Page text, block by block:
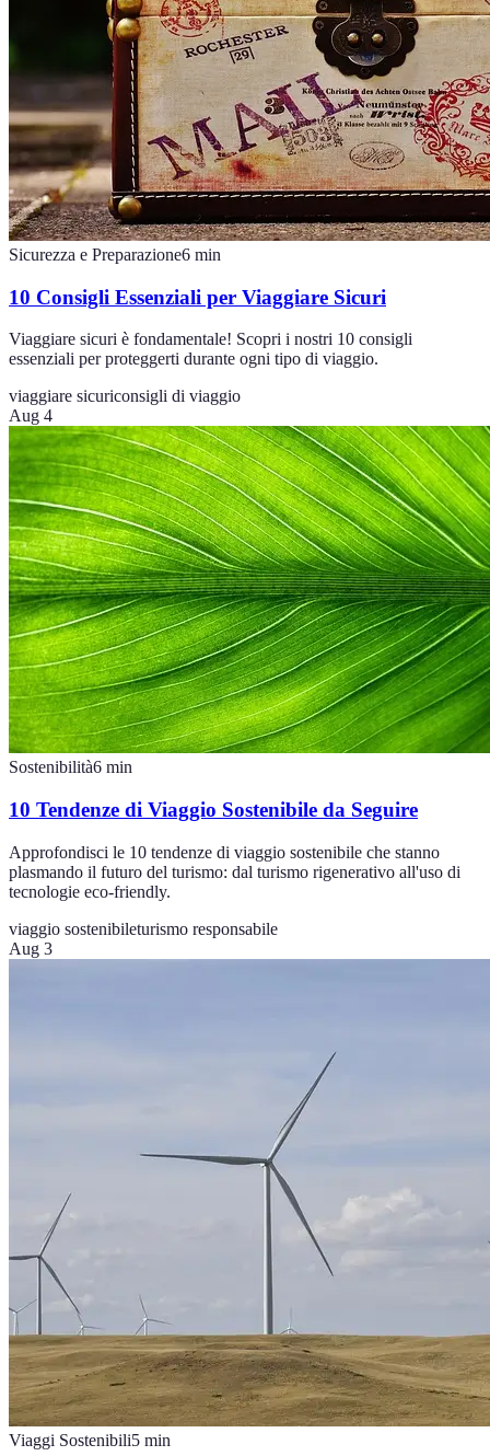
Sicurezza e Preparazione6 min
10 Consigli Essenziali per Viaggiare Sicuri
Viaggiare sicuri è fondamentale! Scopri i nostri 10 consigli
essenziali per proteggerti durante ogni tipo di viaggio.
viaggiare sicuriconsigli di viaggio
Aug 4
Sostenibilità6 min
10 Tendenze di Viaggio Sostenibile da Seguire
Approfondisci le 10 tendenze di viaggio sostenibile che stanno
plasmando il futuro del turismo: dal turismo rigenerativo all'uso di
tecnologie eco-friendly.
viaggio sostenibileturismo responsabile
Aug 3
Viaggi Sostenibili5 min